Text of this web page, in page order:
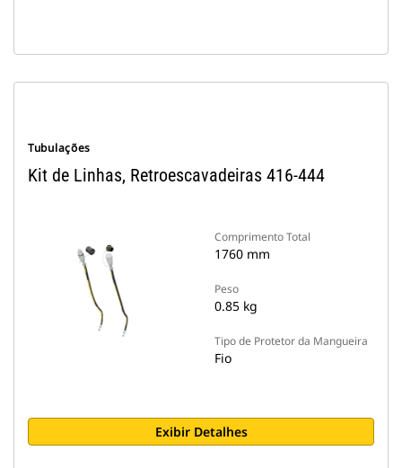
Tubulações
Kit de Linhas, Retroescavadeiras 416-444
Comprimento Total
1760 mm
Peso
0.85 kg
Tipo de Protetor da Mangueira
Fio
Exibir Detalhes